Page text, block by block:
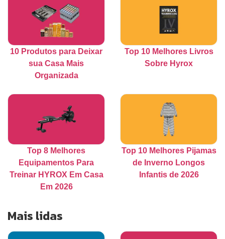
10 Produtos para Deixar
sua Casa Mais
Organizada
Top 10 Melhores Livros
Sobre Hyrox
Top 8 Melhores
Equipamentos Para
Treinar HYROX Em Casa
Em 2026
Top 10 Melhores Pijamas
de Inverno Longos
Infantis de 2026
Mais lidas